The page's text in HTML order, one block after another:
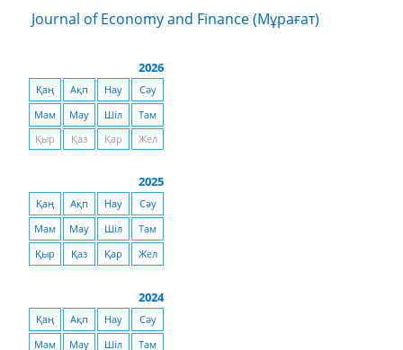
Journal of Economy and Finance (Мұрағат)
2026
Қаң Ақп Нау
Сәу
Мам
Мау Шіл
Там
Қыр
Қаз Қар Жел
2025
Қаң Ақп Нау
Сәу
Мам
Мау Шіл
Там
Қыр
Қаз Қар Жел
2024
Қаң Ақп Нау
Сәу
Мам
Мау Шіл Там